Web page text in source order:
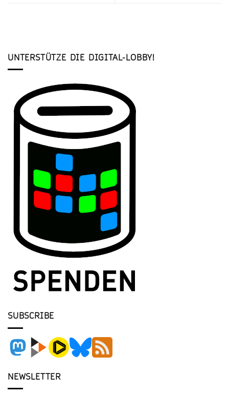
UNTERSTÜTZE DIE DIGITAL-LOBBY!
SUBSCRIBE
NEWSLETTER